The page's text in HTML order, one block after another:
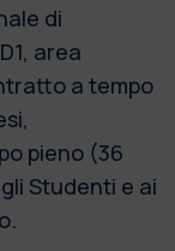
di
area
a tempo
pieno (36
Studenti e ai